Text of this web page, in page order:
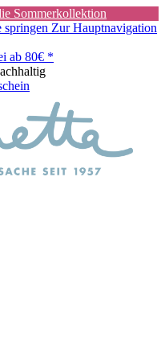
Sommerkollektion
springen Zur Hauptnavigation
ab 80€ *